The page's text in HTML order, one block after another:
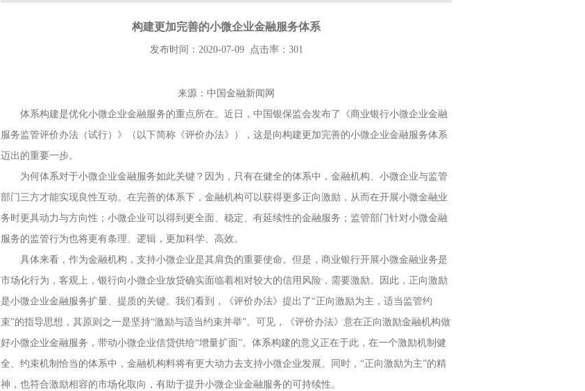
构建更加完善的小微企业金融服务体系
发布时间：2020-07-09 点击率：301
来源：中国金融新闻网
体系构建是优化小微企业金融服务的重点所在。近日，中国银保监会发布了《商业银行小微企业金融
服务监管评价办法（试行）》（以下简称《评价办法》），这是向构建更加完善的小微企业金融服务体系
迈出的重要一步。
为何体系对于小微企业金融服务如此关键？因为，只有在健全的体系中，金融机构、小微企业与监管
部门三方才能实现良性互动。在完善的体系下，金融机构可以获得更多正向激励，从而在开展小微金融业
务时更具动力与方向性；小微企业可以得到更全面、稳定、有延续性的金融服务；监管部门针对小微金融
服务的监管行为也将更有条理、逻辑，更加科学、高效。
具体来看，作为金融机构，支持小微企业是其肩负的重要使命。但是，商业银行开展小微金融业务是
市场化行为，客观上，银行向小微企业放贷确实面临着相对较大的信用风险，需要激励。因此，正向激励
是小微企业金融服务扩量、提质的关键。我们看到，《评价办法》提出了“正向激励为主，适当监管约
束”的指导思想，其原则之一是坚持“激励与适当约束并举”。可见，《评价办法》意在正向激励金融机构做
好小微企业金融服务，带动小微企业信贷供给“增量扩面”。体系构建的意义正在于此，在一个激励机制健
全、约束机制恰当的体系中，金融机构料将有更大动力去支持小微企业发展。同时，“正向激励为主”的精
神，也符合激励相容的市场化取向，有助于提升小微企业金融服务的可持续性。